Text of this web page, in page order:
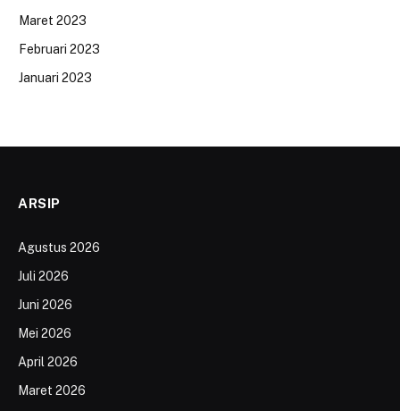
Maret 2023
Februari 2023
Januari 2023
ARSIP
Agustus 2026
Juli 2026
Juni 2026
Mei 2026
April 2026
Maret 2026